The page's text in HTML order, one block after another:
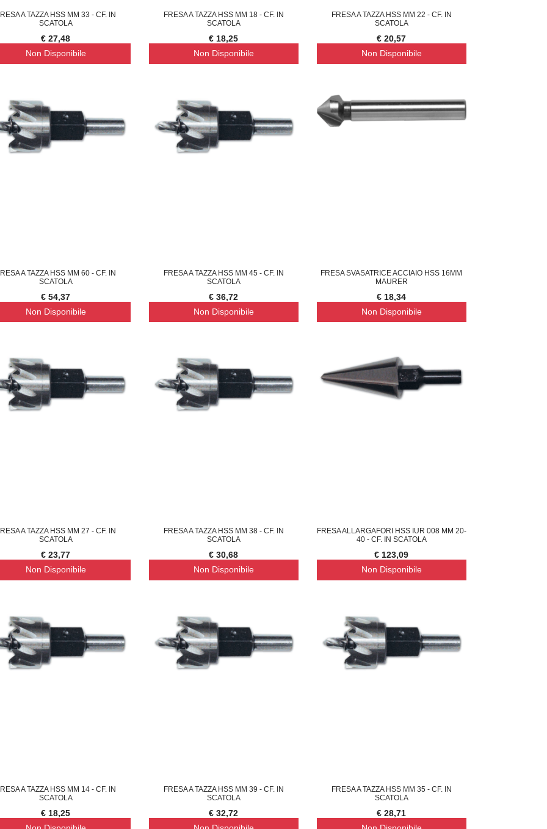
A TAZZA HSS MM 33 - CF. IN
SCATOLA
€ 27,48
Non Disponibile
FRESA A TAZZA HSS MM 18 - CF. IN
SCATOLA
€ 18,25
Non Disponibile
FRESA A TAZZA HSS MM 22 - CF. IN
SCATOLA
€ 20,57
Non Disponibile
A TAZZA HSS MM 60 - CF. IN
SCATOLA
€ 54,37
Non Disponibile
FRESA A TAZZA HSS MM 45 - CF. IN
SCATOLA
€ 36,72
Non Disponibile
FRESA SVASATRICE ACCIAIO HSS 16MM
MAURER
€ 18,34
Non Disponibile
A TAZZA HSS MM 27 - CF. IN
SCATOLA
€ 23,77
Non Disponibile
FRESA A TAZZA HSS MM 38 - CF. IN
SCATOLA
€ 30,68
Non Disponibile
FRESA ALLARGAFORI HSS IUR 008 MM 20-
40 - CF. IN SCATOLA
€ 123,09
Non Disponibile
A TAZZA HSS MM 14 - CF. IN
SCATOLA
€ 18,25
FRESA A TAZZA HSS MM 39 - CF. IN
SCATOLA
€ 32,72
FRESA A TAZZA HSS MM 35 - CF. IN
SCATOLA
€ 28,71